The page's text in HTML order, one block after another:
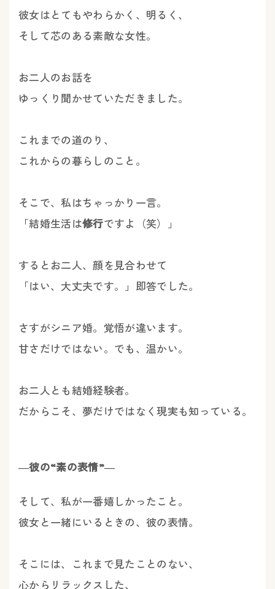
彼女はとてもやわらかく、明るく、
そして芯のある素敵な女性。
お二人のお話を
ゆっくり聞かせていただきました。
これまでの道のり、
これからの暮らしのこと。
そこで、私はちゃっかり一言。
「結婚生活は修行ですよ（笑）」
するとお二人、顔を見合わせて
「はい、大丈夫です。」即答でした。
さすがシニア婚。覚悟が違います。
甘さだけではない。でも、温かい。
お二人とも結婚経験者。
だからこそ、夢だけではなく現実も知っている。
―彼の“素の表情”―
そして、私が一番嬉しかったこと。
彼女と一緒にいるときの、彼の表情。
そこには、これまで見たことのない、
心からリラックスした、